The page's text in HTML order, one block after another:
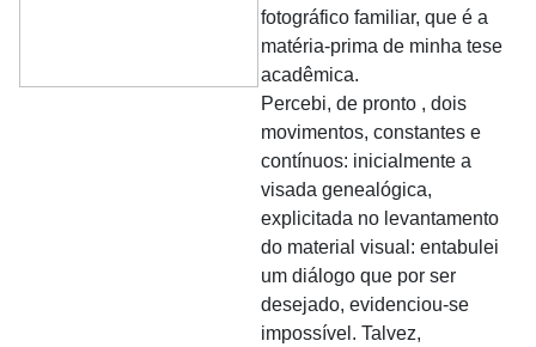
fotográfico familiar, que é a
matéria-prima de minha tese
acadêmica.
Percebi, de pronto , dois
movimentos, constantes e
contínuos: inicialmente a
visada genealógica,
explicitada no levantamento
do material visual: entabulei
um diálogo que por ser
desejado, evidenciou-se
impossível. Talvez,